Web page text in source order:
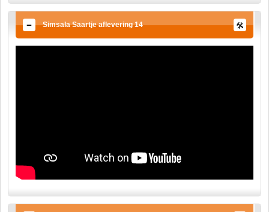
Simsala Saartje aflevering 14